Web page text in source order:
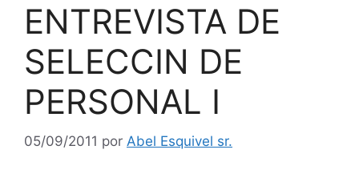
ENTREVISTA DE
SELECCIN DE
PERSONAL I
05/09/2011 por Abel Esquivel sr.